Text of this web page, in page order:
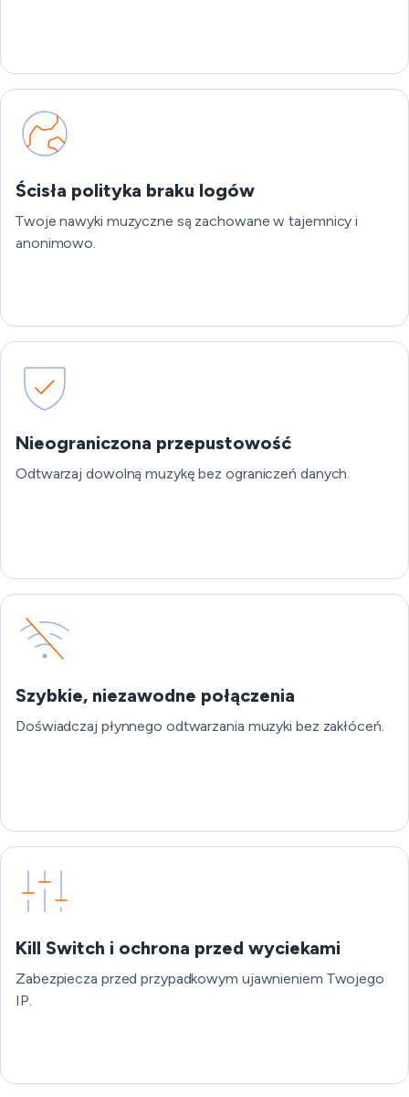
Ścisła polityka braku logów
Twoje nawyki muzyczne są zachowane w tajemnicy i
anonimowo.
Nieograniczona przepustowość
Odtwarzaj dowolną muzykę bez ograniczeń danych.
Szybkie, niezawodne połączenia
Doświadczaj płynnego odtwarzania muzyki bez zakłóceń.
Kill Switch i ochrona przed wyciekami
Zabezpiecza przed przypadkowym ujawnieniem Twojego
IP.